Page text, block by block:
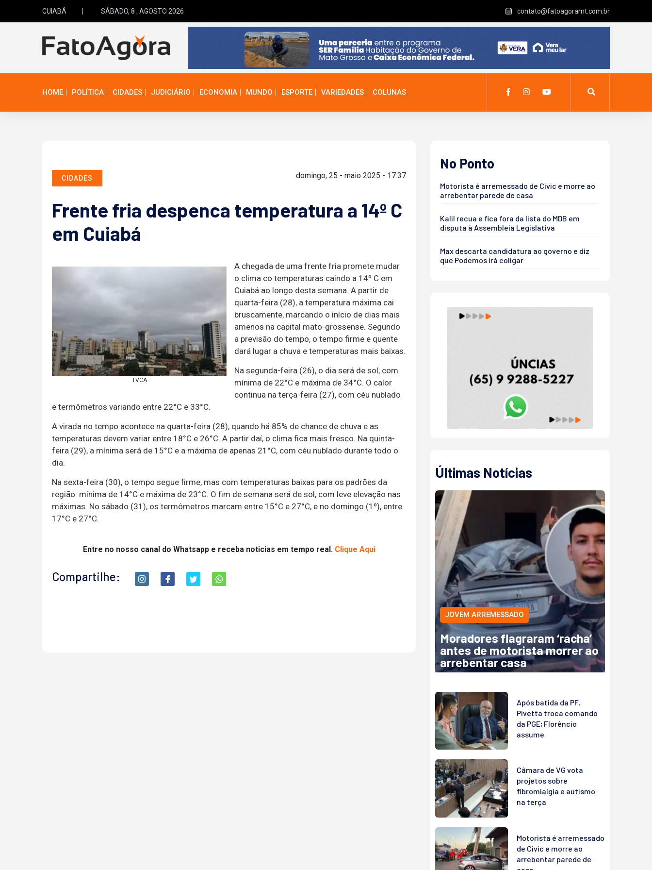
CUIABÁ SÁBADO, 8 , AGOSTO 2026 contato@fatoagoramt.com.br
HOME POLÍTICA CIDADES JUDICIÁRIO ECONOMIA MUNDO ESPORTE VARIEDADES COLUNAS
CIDADES domingo, 25 - maio 2025 - 17:37
Frente fria despenca temperatura a 14º C
em Cuiabá
TVCA
A chegada de uma frente fria promete mudar
o clima co temperaturas caindo a 14º C em
Cuiabá ao longo desta semana. A partir de
quarta-feira (28), a temperatura máxima cai
bruscamente, marcando o início de dias mais
amenos na capital mato-grossense. Segundo
a previsão do tempo, o tempo firme e quente
dará lugar a chuva e temperaturas mais baixas.
Na segunda-feira (26), o dia será de sol, com
mínima de 22°C e máxima de 34°C. O calor
continua na terça-feira (27), com céu nublado
e termômetros variando entre 22°C e 33°C.
A virada no tempo acontece na quarta-feira (28), quando há 85% de chance de chuva e as
temperaturas devem variar entre 18°C e 26°C. A partir daí, o clima fica mais fresco. Na quinta-
feira (29), a mínima será de 15°C e a máxima de apenas 21°C, com céu nublado durante todo o
dia.
Na sexta-feira (30), o tempo segue firme, mas com temperaturas baixas para os padrões da
região: mínima de 14°C e máxima de 23°C. O fim de semana será de sol, com leve elevação nas
máximas. No sábado (31), os termômetros marcam entre 15°C e 27°C, e no domingo (1º), entre
17°C e 27°C.
Entre no nosso canal do Whatsapp e receba noticias em tempo real. Clique Aqui
Compartilhe:
No Ponto
Motorista é arremessado de Civic e morre ao
arrebentar parede de casa
Kalil recua e fica fora da lista do MDB em
disputa à Assembleia Legislativa
Max descarta candidatura ao governo e diz
que Podemos irá coligar
Últimas Notícias
JOVEM ARREMESSADO
Moradores flagraram ‘racha’
antes de motorista morrer ao
arrebentar casa
Após batida da PF,
Pivetta troca comando
da PGE; Florêncio
assume
Câmara de VG vota
projetos sobre
fibromialgia e autismo
na terça
Motorista é arremessado
de Civic e morre ao
arrebentar parede de